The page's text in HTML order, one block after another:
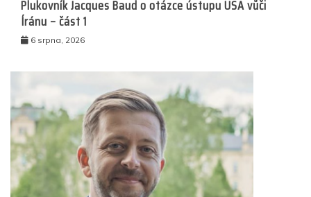
Plukovník Jacques Baud o otázce ústupu USA vůči
Íránu – část 1
6 srpna, 2026